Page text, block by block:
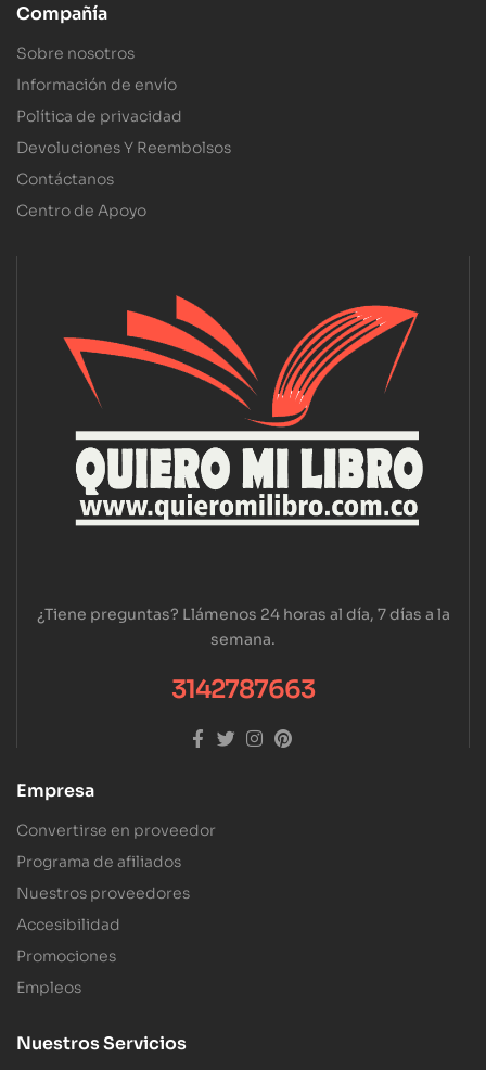
Compañía
Sobre nosotros
Información de envío
Política de privacidad
Devoluciones Y Reembolsos
Contáctanos
Centro de Apoyo
¿Tiene preguntas? Llámenos 24 horas al día, 7 días a la
semana.
3142787663
Empresa
Convertirse en proveedor
Programa de afiliados
Nuestros proveedores
Accesibilidad
Promociones
Empleos
Nuestros Servicios